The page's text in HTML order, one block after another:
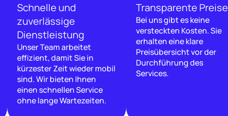
Schnelle und
zuverlässige
Dienstleistung
Unser Team arbeitet
effizient, damit Sie in
kürzester Zeit wieder mobil
sind. Wir bieten Ihnen
einen schnellen Service
ohne lange Wartezeiten.
Transparente Preise
Bei uns gibt es keine
versteckten Kosten. Sie
erhalten eine klare
Preisübersicht vor der
Durchführung des
Services.